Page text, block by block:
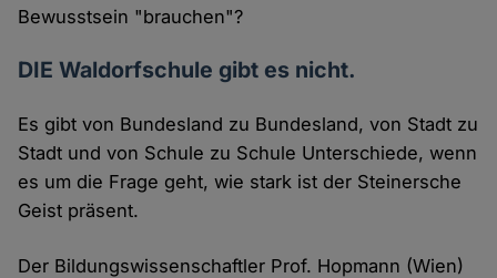
Bewusstsein "brauchen"?
DIE Waldorfschule gibt es nicht.
Es gibt von Bundesland zu Bundesland, von Stadt zu
Stadt und von Schule zu Schule Unterschiede, wenn
es um die Frage geht, wie stark ist der Steinersche
Geist präsent.
Der Bildungswissenschaftler Prof. Hopmann (Wien)